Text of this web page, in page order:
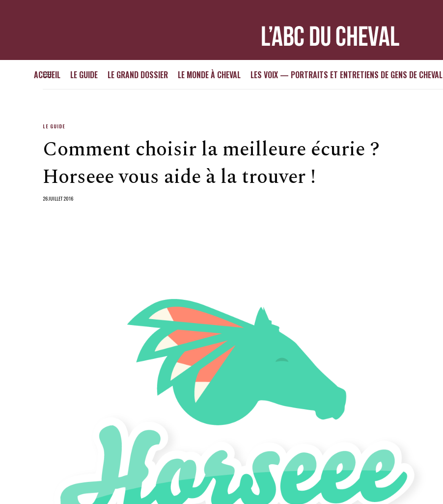
ACCUEIL LE GUIDE LE GRAND DOSSIER LE MONDE À CHEVAL LES VOIX — PORTRAITS ET ENTRETIENS DE GENS DE CHEVAL
LE GUIDE
Comment choisir la meilleure écurie ?
Horseee vous aide à la trouver !
26 JUILLET 2016